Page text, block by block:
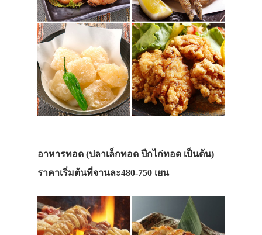
อาหารทอด (ปลาเล็กทอด ปีกไก่ทอด เป็นต้น)
ราคาเริ่มต้นที่จานละ480-750 เยน